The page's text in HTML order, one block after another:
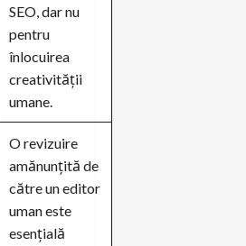
SEO, dar nu
pentru
înlocuirea
creativității
umane.
O revizuire
amănunțită de
către un editor
uman este
esențială